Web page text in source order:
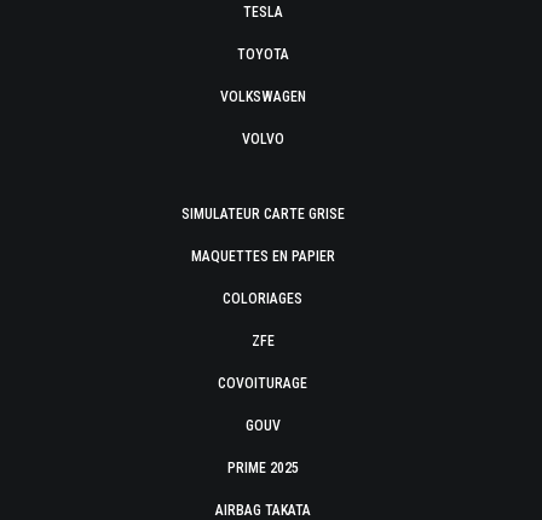
TESLA
TOYOTA
VOLKSWAGEN
VOLVO
SIMULATEUR CARTE GRISE
MAQUETTES EN PAPIER
COLORIAGES
ZFE
COVOITURAGE
GOUV
PRIME 2025
AIRBAG TAKATA